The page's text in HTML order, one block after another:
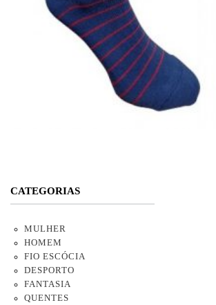
CATEGORIAS
MULHER
HOMEM
FIO ESCÓCIA
DESPORTO
FANTASIA
QUENTES